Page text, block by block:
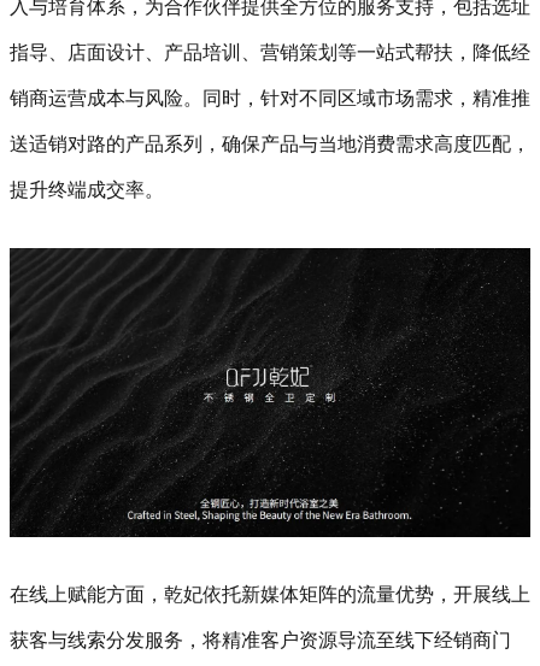
入与培育体系，为合作伙伴提供全方位的服务支持，包括选址
指导、店面设计、产品培训、营销策划等一站式帮扶，降低经
销商运营成本与风险。同时，针对不同区域市场需求，精准推
送适销对路的产品系列，确保产品与当地消费需求高度匹配，
提升终端成交率。
在线上赋能方面，乾妃依托新媒体矩阵的流量优势，开展线上
获客与线索分发服务，将精准客户资源导流至线下经销商门